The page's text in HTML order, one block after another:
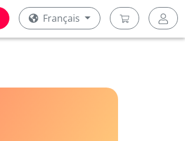
Français